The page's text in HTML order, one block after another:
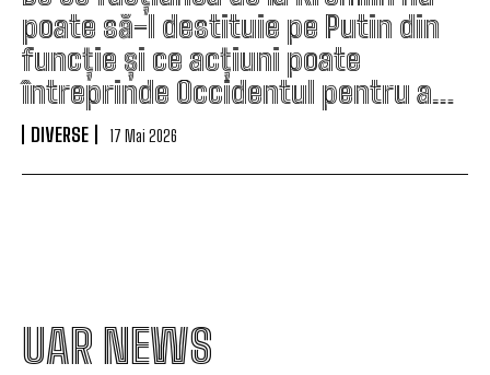
poate să-l destituie pe Putin din
funcție și ce acțiuni poate
întreprinde Occidentul pentru a…
DIVERSE 17 Mai 2026
UAR NEWS